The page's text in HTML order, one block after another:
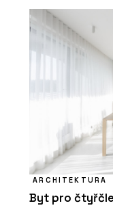
ARCHITEKTURA
Byt pro